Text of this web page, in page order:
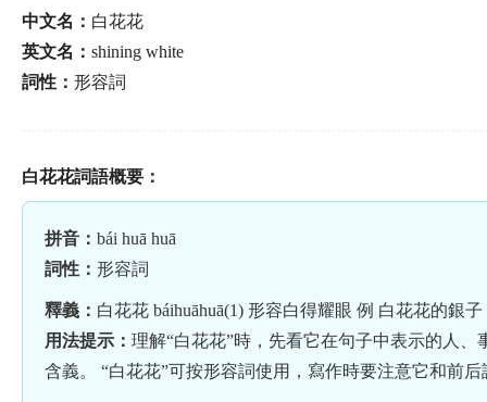
中文名： 白花花
英文名： shining white
詞性： 形容詞
白花花詞語概要：
拼音： bái huā huā
詞性： 形容詞
釋義： 白花花 báihuāhuā(1) 形容白得耀眼 例 白花花的銀子
用法提示： 理解“白花花”時，先看它在句子中表示的人
含義。 “白花花”可按形容詞使用，寫作時要注意它和前后詞